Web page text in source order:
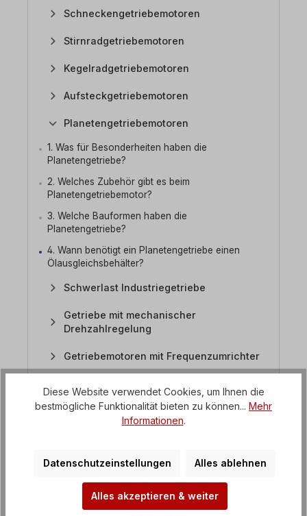
Schneckengetriebemotoren
Stirnradgetriebemotoren
Kegelradgetriebemotoren
Aufsteckgetriebemotoren
Planetengetriebemotoren
1. Was für Besonderheiten haben die
Planetengetriebe?
2. Welches Zubehör gibt es beim
Planetengetriebemotor?
3. Welche Bauformen haben die
Planetengetriebe?
4. Wann benötigt ein Planetengetriebe einen
Ölausgleichsbehälter?
Schwerlast Industriegetriebe
Getriebe mit mechanischer
Drehzahlregelung
Getriebemotoren mit Frequenzumrichter
FAQ Frequenzumrichter
4. Wann benötigt ein
Planetengetriebe einen
Ölausgleichsbehälter?
Diese Website verwendet Cookies, um Ihnen die
bestmögliche Funktionalität bieten zu können... Mehr
Informationen.
Datenschutzeinstellungen Alles ablehnen
Alles akzeptieren & weiter